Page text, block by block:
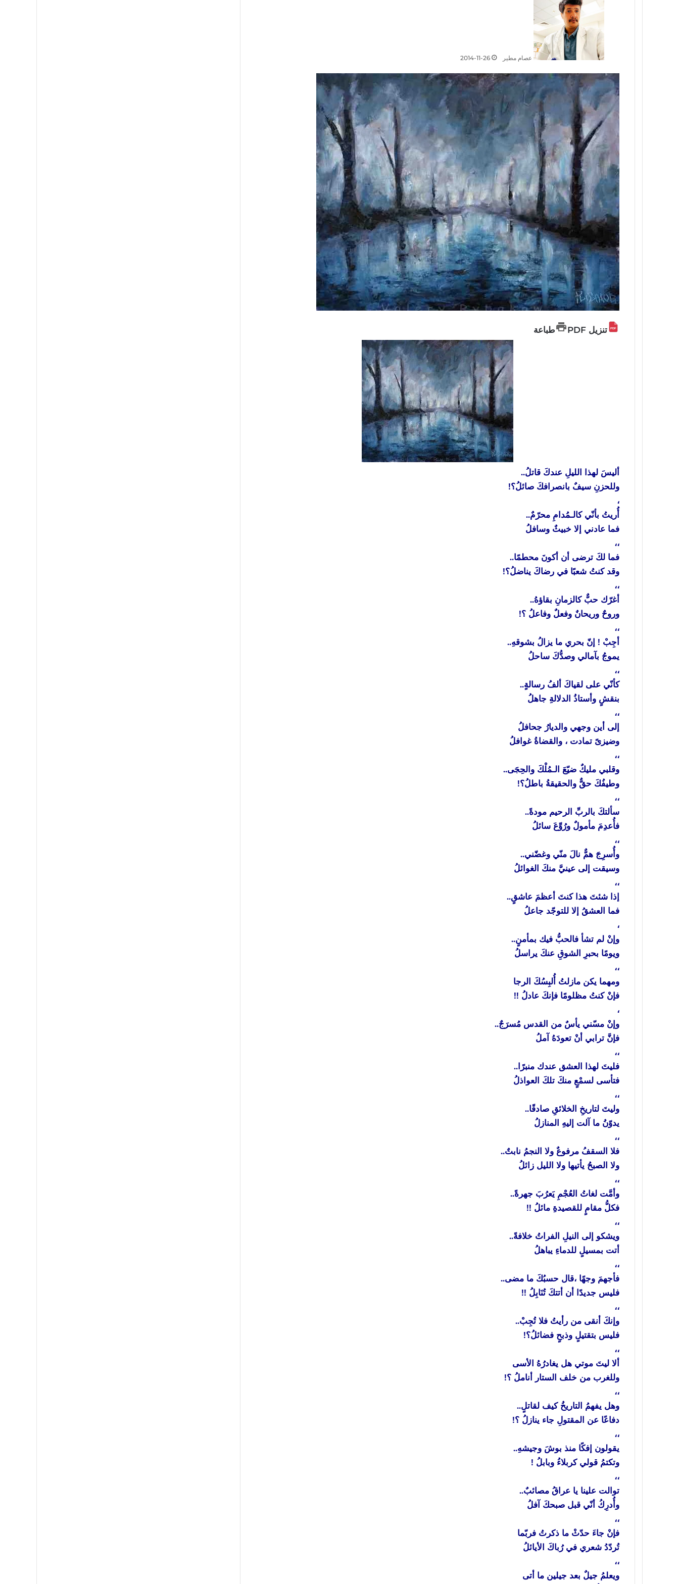
عصام مطير 2014-11-26
تنزيل PDF طباعة
أليسَ لهذا الليلِ عندكَ قاتلُ..
وللحزنِ سيفٌ بانصرافكَ صائلُ؟!
،
أُريتُ بأنّي كالـمُدامِ محرّمٌ..
فما عادني إلا خبيثٌ وسافلُ
،،
فما لكَ ترضى أن أكونَ محطمًا..
وقد كنتُ شعبًا في رضاكَ يناضلُ؟!
،،
أغرّك حبٌّ كالزمانِ بقاؤهُ..
وروحٌ وريحانٌ وفعلٌ وفاعلُ ؟!
،،
أجِبْ ! إنّ بحري ما يزالُ بشوقهِ..
يموجُ بآمالي وصدُّكَ ساحلُ
،،
كأنّي على لقياكَ ألفُ رسالةٍ..
بنقشٍ وأستاذُ الدلالةِ جاهلُ
،،
إلى أين وجهي والديارُ جحافلُ
وضيزىً تمادت ، والقضاةُ غوافلُ
،،
وقلبي مليكٌ ضيّعَ الـمُلْكَ والحِجَى..
وطيفُكَ حقٌّ والحقيقةُ باطلُ؟!
،،
سألتكَ بالربِّ الرحيم مودةً..
فأُعدِمَ مأمولٌ ورُوِّعَ سائلُ
،،
وأُسرِجَ همٌّ نالَ منّي وغضّني..
وسيقت إلى عينيَّ منكَ الغوائلُ
،،
إذا شئتَ هذا كنتَ أعظمَ عاشقٍ..
فما العشقُ إلا للتوجّد جاعلُ
،
وإنْ لم تشأ فالحبُّ فيك بمأمنٍ..
ويومًا بحبرِ الشوقِ عنكَ يراسلُ
،،
ومهما يكن مازلتُ أُلبِسُكَ الرجا
فإنْ كنتُ مظلومًا فإنكَ عادلُ !!
،
وإنْ مسّني يأسٌ من القدس مُسرَجٌ..
فإنَّ ترابي أنْ تعودَهُ آملُ
،،
فليتَ لهذا العشق عندك منبرًا..
فتأسى لسمْعٍ منكَ تلكَ العواذلُ
،،
وليتَ لتاريخِ الخلائقِ صادقًا..
يدوّنُ ما آلت إليهِ المنازلُ
،،
فلا السقفُ مرفوعٌ ولا النجمُ نابتٌ..
ولا الصبحُ يأتيها ولا الليل زائلُ
،،
وأمَّت لغاتُ العُجْمِ يَعرُبَ جهرةً..
فكلُّ مقامٍ للقصيدةِ مائلُ !!
،،
ويشكو إلى النيلِ الفراتُ خلافةً..
أتت بمسيلٍ للدماءِ يباهلُ
،،
فأجهمَ وجهًا ،قال حسبُكَ ما مضى..
فليس جديدًا أن أتتكَ تُنَابِلُ !!
،،
وإنكَ أنقى من رأيتُ فلا تُجِبْ..
فليس بتقتيلٍ وذبحٍ فضائلُ؟!
،،
ألا ليتَ موتي هل يغادرُهُ الأسى
وللغرب من خلف الستار أناملُ ؟!
،،
وهل يفهمُ التاريخُ كيف لقاتلٍ..
دفاعًا عن المقتولِ جاء ينازلُ ؟!
،،
يقولون إفكًا منذ بوشَ وجيشهِ..
وتكتمُ قولي كربلاءُ وبابلُ !
،،
توالت علينا يا عراقُ مصائبٌ..
وأُدرِكُ أنّي قبل صبحكَ آفلُ
،،
فإنْ جاءَ حدّثْ ما ذكرتُ فربّما
تُردّدُ شعري في رُباكَ الأيائلُ
،،
ويعلمُ جيلٌ بعد جيلين ما أتى